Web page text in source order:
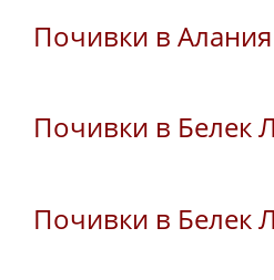
Почивки в
Почивки в Белек
Почивки в Белек